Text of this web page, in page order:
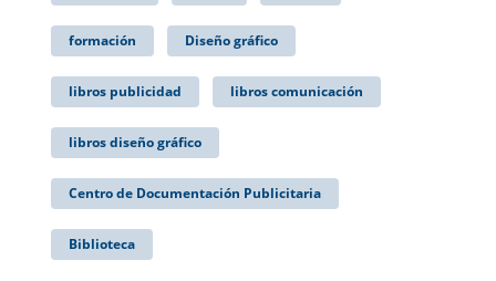
formación Diseño gráfico
libros publicidad libros comunicación
libros diseño gráfico
Centro de Documentación Publicitaria
Biblioteca